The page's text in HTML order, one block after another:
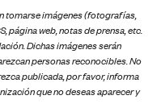
tomarse imágenes (fotografías,
página web, notas de prensa, etc.
Dichas imágenes serán
personas reconocibles. No
publicada, por favor, informa
que no deseas aparecer y